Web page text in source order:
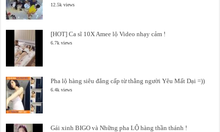
12.5k views
[HOT] Ca sĩ 10X Amee lộ Video nhạy cảm !
6.7k views
Pha lộ hàng siêu đẳng cấp từ thằng người Yêu Mất Dại =))
6.4k views
Gái xinh BIGO và Những pha LỘ hàng thần thánh !